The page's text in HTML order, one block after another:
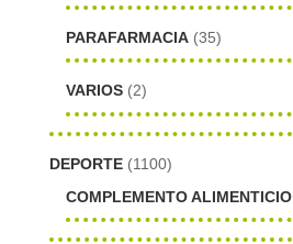
PARAFARMACIA (35)
VARIOS (2)
DEPORTE (1100)
COMPLEMENTO ALIMENTICIO